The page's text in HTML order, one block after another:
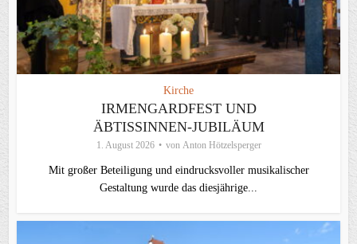
Kirche
IRMENGARDFEST UND
ÄBTISSINNEN-JUBILÄUM
1. August 2026 von Anton Hötzelsperger
Mit großer Beteiligung und eindrucksvoller musikalischer
Gestaltung wurde das diesjährige...